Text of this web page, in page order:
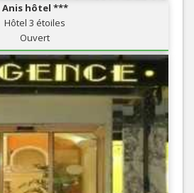
Anis hôtel ***
Hôtel 3 étoiles
Ouvert